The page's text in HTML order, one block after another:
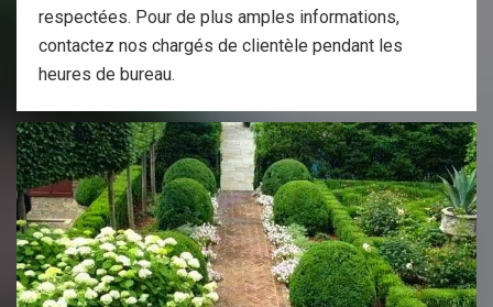
respectées. Pour de plus amples informations,
contactez nos chargés de clientèle pendant les
heures de bureau.